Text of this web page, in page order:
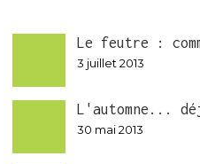
Le feutre :
3 juillet 2013
L'automne...
30 mai 2013